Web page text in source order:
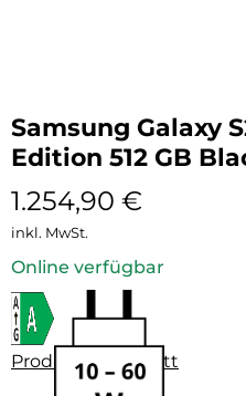
Samsung Galaxy
Edition 512 GB
1.254,90 €
inkl. MwSt.
Online verfügbar
Produktdatenblatt